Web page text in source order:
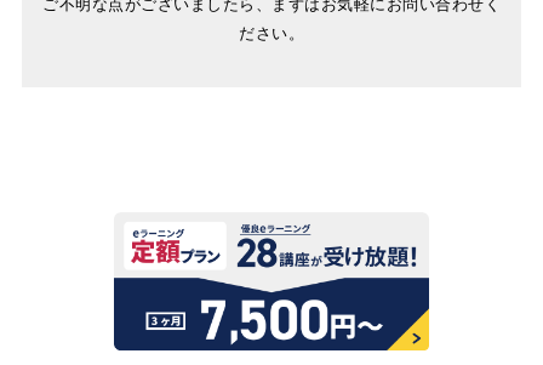
ご不明な点がございましたら、まずはお気軽にお問い合わせく
ださい。